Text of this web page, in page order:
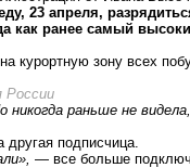
23 апреля,
как ранее самый
курортную зону всех
России
раньше не
подписчица.
— все больше